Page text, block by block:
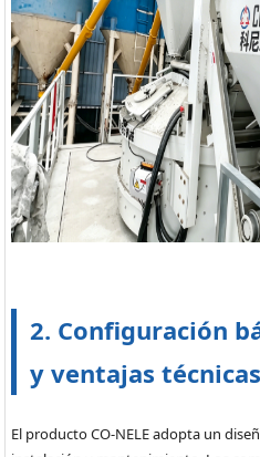
2. Configuración
y ventajas técnicas
El producto CO-NELE adopta un